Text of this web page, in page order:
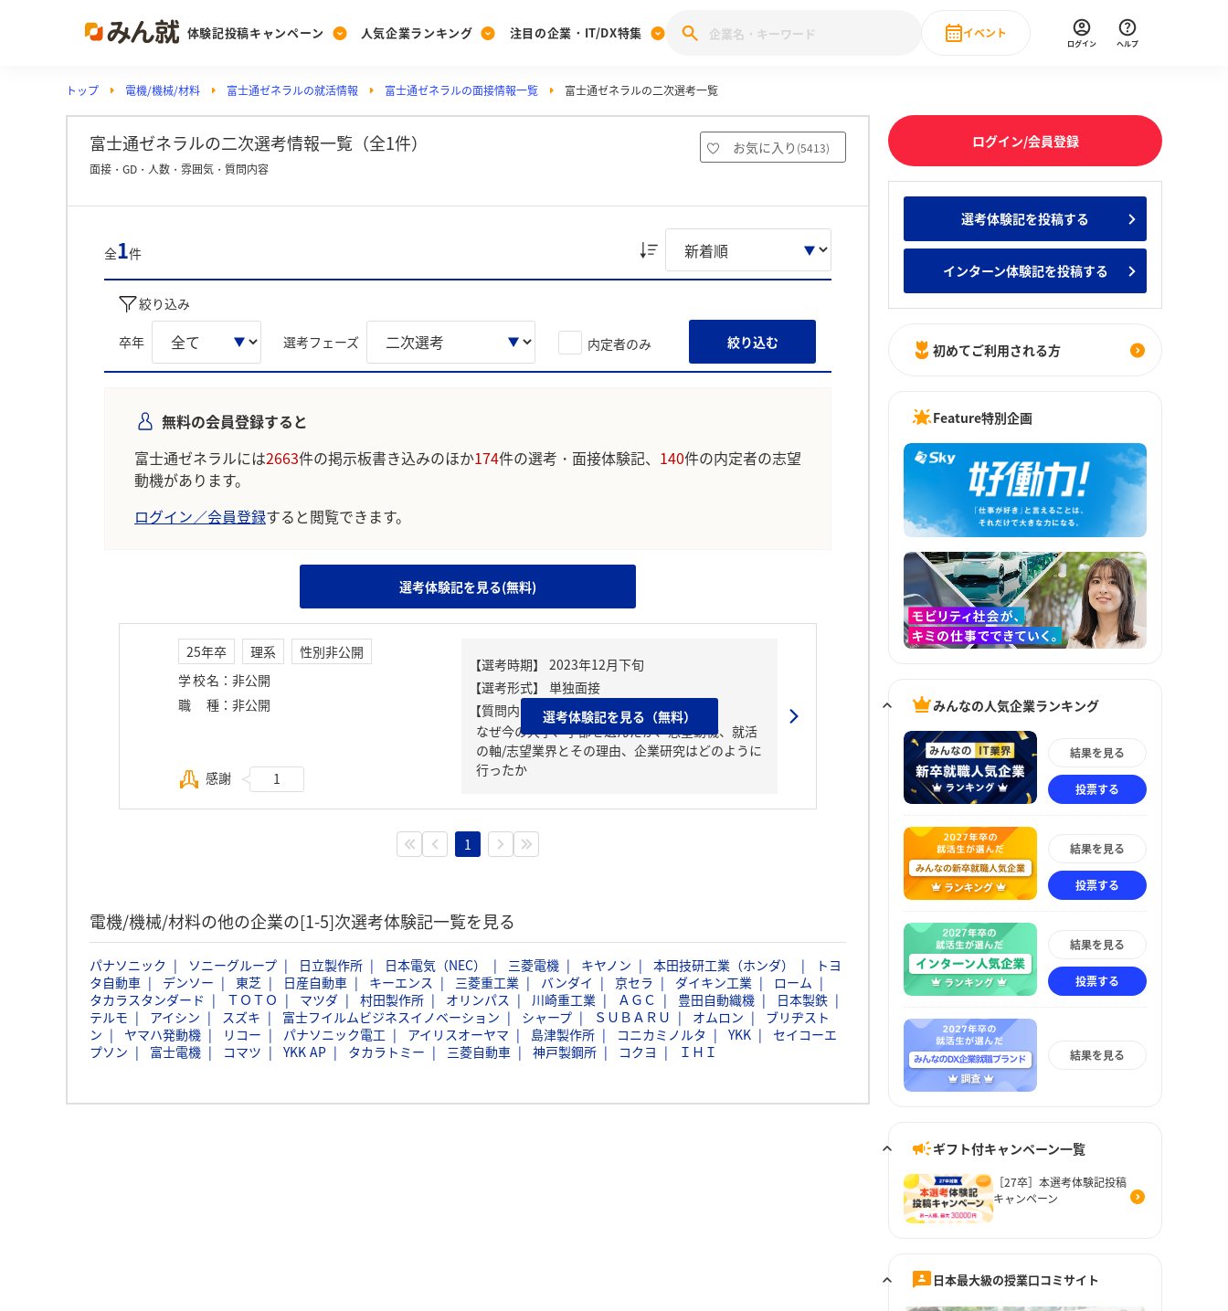
体験記投稿キャンペーン
Post
投稿する
[27卒] 本選考体験記投稿キャンペーン
人気企業ランキング
Ranking
ランキングを見る
Vote みんなの新卒就職人気企業ランキング みんなのインターン人気企業ランキ
注目の企業・IT/DX特集
PickUp
注目の企業特集
28卒 IT・DX現場社員インタビュー
イベント
直近のイベント一覧
ログイン ヘルプ
トップ 電機/機械/材料 富士通ゼネラルの就活情報 富士通ゼネラルの面接情報一覧 富士通ゼネラルの二次選考一覧
富士通ゼネラルの二次選考情報一覧（全1件） お気に入り (5413)
面接・GD・人数・雰囲気・質問内容
全1件
絞り込み
卒年 選考フェーズ 内定者のみ 絞り込む
無料の会員登録すると
富士通ゼネラルには2663件の掲示板書き込みのほか174件の選考・面接体験記、 140件の内定者の志望
動機があります。
ログイン／会員登録すると閲覧できます。
選考体験記を見る(無料)
25年卒 理系
性別非公開
学校名 ： 非公開
職種 ： 非公開
感謝 1
【質問内容・課題】
なぜ今の大学、学部を選んだか、志望動機、就活
の軸/志望業界とその理由、企業研究はどのように
行ったか
選考体験記を見る（無料）
1
電機/機械/材料の他の企業の[1-5]次選考体験記一覧を見る
パナソニック ソニーグループ 日立製作所 日本電気（NEC） 三菱電機 キヤノン 本田技研工業（ホンダ）
トヨ
タ自動車
デンソー 東芝 日産自動車 キーエンス 三菱重工業 バンダイ 京セラ ダイキン工業
ローム
タカラスタンダード
ＴＯＴＯ マツダ 村田製作所 オリンパス 川崎重工業 ＡＧＣ 豊田自動織機
日本製鉄
テルモ
アイシン スズキ 富士フイルムビジネスイノベーション シャープ ＳＵＢＡＲＵ オムロン
ブリヂスト
ン
ヤマハ発動機 リコー パナソニック電工 アイリスオーヤマ 島津製作所 コニカミノルタ YKK
セイコーエ
プソン
富士電機 コマツ YKK AP タカラトミー 三菱自動車 神戸製鋼所 コクヨ ＩＨＩ
ログイン/会員登録
選考体験記を投稿する
インターン体験記を投稿する
初めてご利用される方
Feature特別企画
みんなの人気企業ランキング
結果を見る
投票する
結果を見る
投票する
結果を見る
投票する
結果を見る
ギフト付キャンペーン一覧
［27卒］本選考体験記投稿
キャンペーン
日本最大級の授業口コミサイト